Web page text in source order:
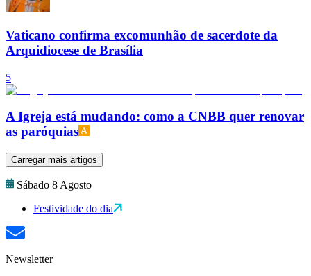
Vaticano confirma excomunhão de sacerdote da
Arquidiocese de Brasília
5
A Igreja está mudando: como a CNBB quer renovar
as paróquias
Carregar mais artigos
Sábado 8 Agosto
Festividade do dia
Newsletter